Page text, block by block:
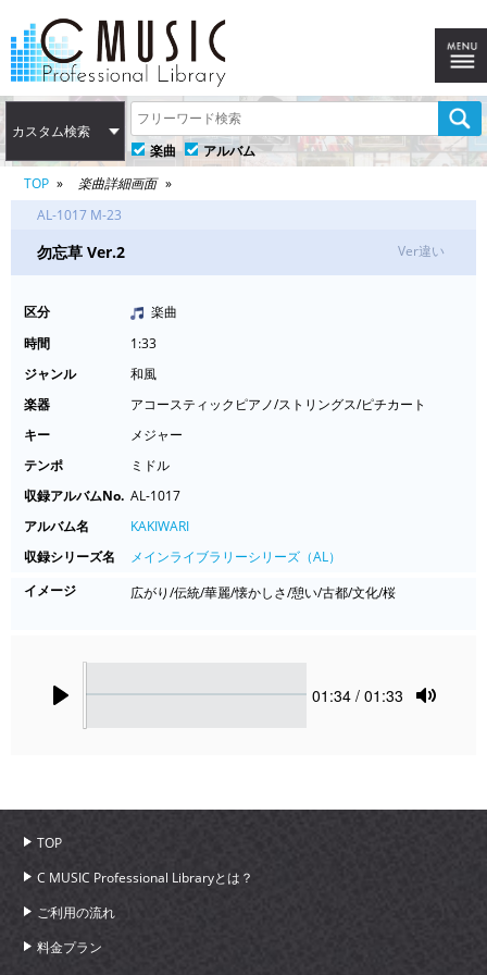
カスタム検索
楽曲
アルバム
TOP
楽曲詳細画面
AL-1017 M-23
勿忘草 Ver.2 Ver違い
区分
楽曲
時間
1:33
ジャンル
和風
楽器
アコースティックピアノ/ストリングス/ピチカート
キー
メジャー
テンポ
ミドル
収録アルバムNo. AL-1017
アルバム名
KAKIWARI
収録シリーズ名
メインライブラリーシリーズ（AL）
イメージ
広がり/伝統/華麗/懐かしさ/憩い/古都/文化/桜
Current
01:34 / 01:33
TOP
C MUSIC Professional Libraryとは？
ご利用の流れ
料金プラン